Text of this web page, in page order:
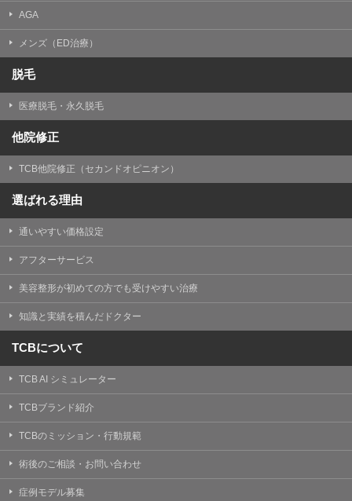
AGA
メンズ（ED治療）
脱毛
医療脱毛・永久脱毛
他院修正
TCB他院修正（セカンドオピニオン）
選ばれる理由
通いやすい価格設定
アフターサービス
美容整形が初めての方でも受けやすい治療
知識と実績を積んだドクター
TCBについて
TCB AI シミュレーター
TCBブランド紹介
TCBのミッション・行動規範
術後のご相談・お問い合わせ
症例モデル募集